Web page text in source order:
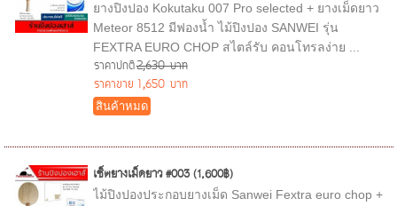
ยางปิงปอง Kokutaku 007 Pro selected + ยางเม็ดยาว
Meteor 8512 มีฟองน้ำ ไม้ปิงปอง SANWEI รุ่น
FEXTRA EURO CHOP สไตล์รับ คอนโทรลง่าย ...
ราคาปกติ2,630 บาท
ราคาขาย 1,650 บาท
สินค้าหมด
เซ็ตยางเม็ดยาว #003 (1,600฿)
ไม้ปิงปองประกอบยางเม็ด Sanwei Fextra euro chop +